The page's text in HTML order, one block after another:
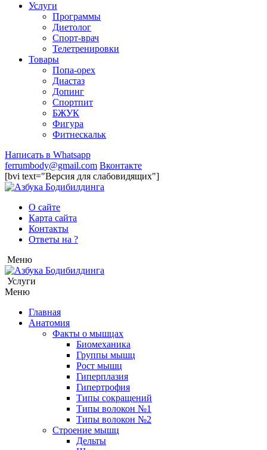
Услуги
Программы
Диетолог
Спорт-врач
Телетренировки
Товары
Попа-орех
Диастаз
Допинг
Спортпит
БЖУК
Фигура
Фитнескальк
Написать в Whatsapp
ferrumbody@gmail.com Вконтакте
[bvi text="Версия для слабовидящих"]
О сайте
Карта сайта
Контакты
Ответы на ?
Меню
Услуги
Меню
Главная
Анатомия
Факты о мышцах
Биомеханика
Группы мышц
Рост мышц
Гиперплазия
Гипертрофия
Типы сокращений
Типы волокон №1
Типы волокон №2
Строение мышц
Дельты